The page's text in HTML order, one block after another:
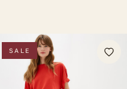
SALE